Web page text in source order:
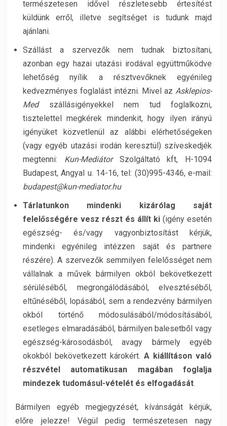
természetesen idővel részletesebb értesítést
küldünk erről, illetve segítséget is tudunk majd
ajánlani.
Szállást a szervezők nem tudnak biztosítani,
azonban egy hazai utazási irodával együttműködve
lehetőség nyílik a résztvevőknek egyénileg
kedvezményes foglalást intézni. Mivel az Asklepios-
Med szállásigényekkel nem tud foglalkozni,
tisztelettel megkérek mindenkit, hogy ilyen irányú
igényüket közvetlenül az alábbi elérhetőségeken
(vagy egyéb utazási irodán keresztül) szíveskedjék
megtenni: Kun-Mediátor Szolgáltató kft, H-1094
Budapest, Angyal u. 14-16, tel: (30)995-4346, e-mail:
budapest@kun-mediator.hu
Tárlatunkon mindenki kizárólag saját
felelősségére vesz részt és állít ki (igény esetén
egészség- és/vagy vagyonbiztosítást kérjük,
mindenki egyénileg intézzen saját és partnere
részére). A szervezők semmilyen felelősséget nem
vállalnak a művek bármilyen okból bekövetkezett
sérüléséből, megrongálódásából, elvesztéséből,
eltűnéséből, lopásából, sem a rendezvény bármilyen
okból történő módosulásából/módosításából,
esetleges elmaradásából, bármilyen balesetből vagy
egészség-károsodásból, avagy bármely egyéb
okokból bekövetkezett károkért. A kiállításon való
részvétel automatikusan magában foglalja
mindezek tudomásul-vételét és elfogadását.
Bármilyen egyéb megjegyzését, kívánságát kérjük,
előre jelezze! Végül pedig természetesen nagy